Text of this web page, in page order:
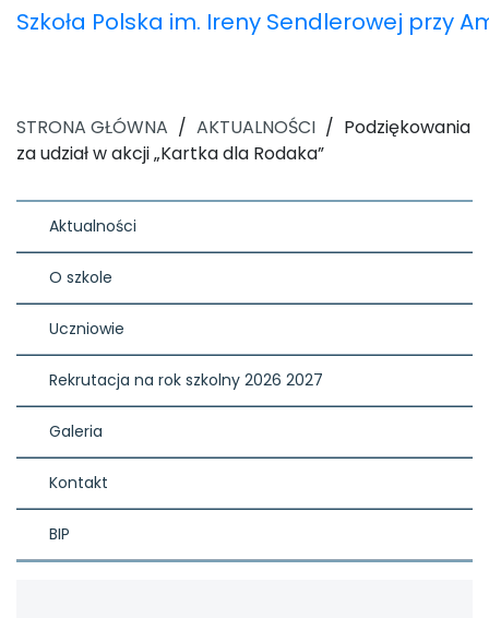
Szkoła Polska im. Ireny Sendlerowej przy
STRONA GŁÓWNA / AKTUALNOŚCI / Podziękowania
za udział w akcji „Kartka dla Rodaka”
Aktualności
O szkole
Uczniowie
Rekrutacja na rok szkolny 2026 2027
Galeria
Kontakt
BIP